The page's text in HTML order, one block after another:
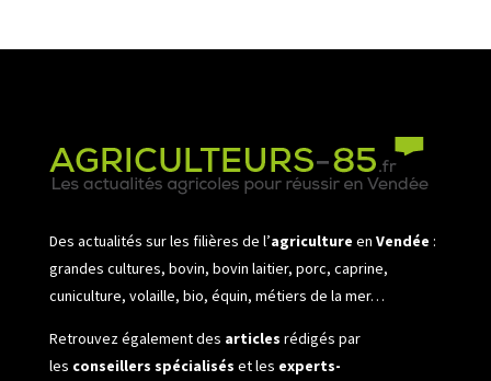
Des actualités sur les filières de l’agriculture en Vendée :
grandes cultures, bovin, bovin laitier, porc, caprine,
cuniculture, volaille, bio, équin, métiers de la mer…
Retrouvez également des articles rédigés par
les conseillers spécialisés et les experts-